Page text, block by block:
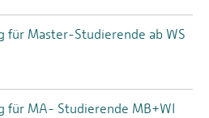
Fragestellungen.
die Entwicklung und
Ideen erneut unter
anwendungs- oder
die Aufgaben
für Master-Studierende ab WS
für MA- Studierende MB+WI